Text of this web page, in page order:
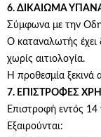
6. ΔΙΚΑΙΩΜΑ
Σύμφωνα με την
Ο καταναλωτής
χωρίς αιτιολογία.
Η προθεσμία
7. ΕΠΙΣΤΡΟΦΕΣ
Επιστροφή εντός
Εξαιρούνται: